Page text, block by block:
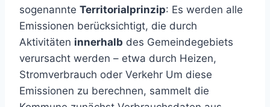
sogenannte Territorialprinzip: Es werden alle
Emissionen berücksichtigt, die durch
Aktivitäten innerhalb des Gemeindegebiets
verursacht werden – etwa durch Heizen,
Stromverbrauch oder Verkehr Um diese
Emissionen zu berechnen, sammelt die